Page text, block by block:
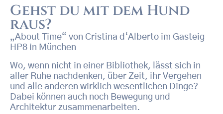
Gehst du mit dem Hund
raus?
„About Time“ von Cristina d‘Alberto im Gasteig
HP8 in München
Wo, wenn nicht in einer Bibliothek, lässt sich in
aller Ruhe nachdenken, über Zeit, ihr Vergehen
und alle anderen wirklich wesentlichen Dinge?
Dabei können auch noch Bewegung und
Architektur zusammenarbeiten.